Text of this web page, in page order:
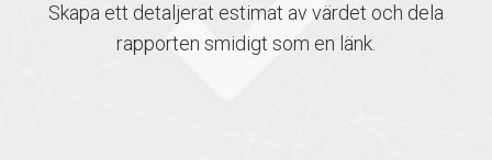
Skapa ett detaljerat estimat av värdet och dela
rapporten smidigt som en länk.